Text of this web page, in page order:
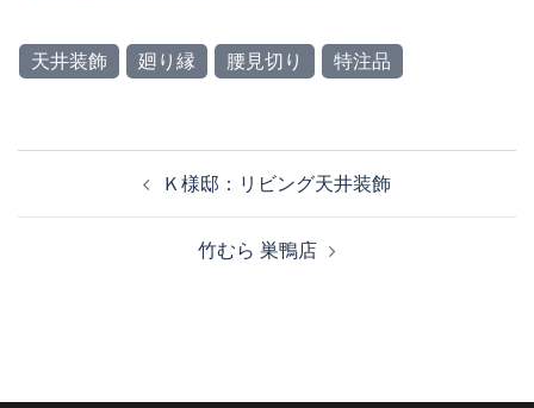
天井装飾 廻り縁 腰見切り 特注品
Ｋ様邸：リビング天井装飾
竹むら 巣鴨店